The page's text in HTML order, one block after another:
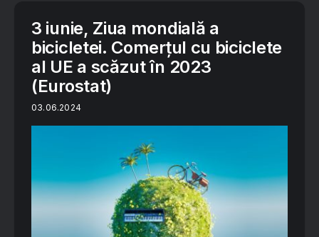
3 iunie, Ziua mondială a
bicicletei. Comerțul cu biciclete
al UE a scăzut în 2023
(Eurostat)
03.06.2024